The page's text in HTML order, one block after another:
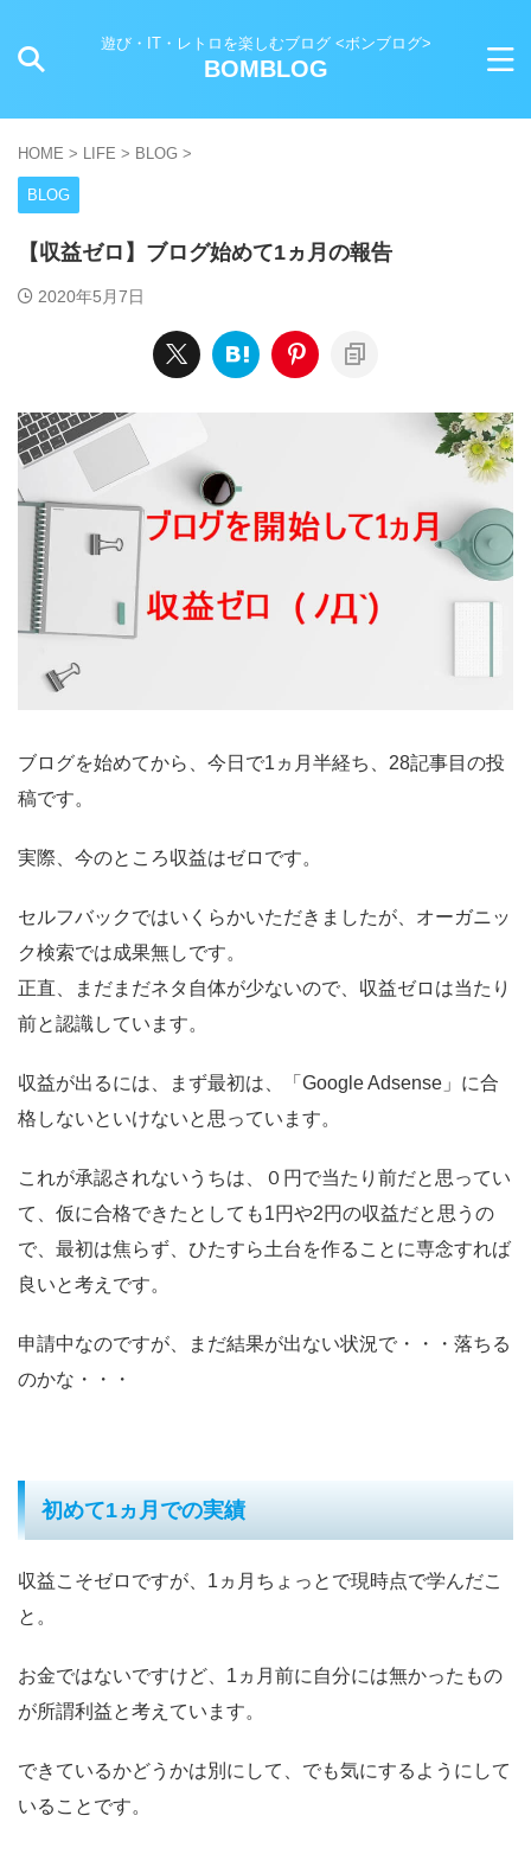
遊び・IT・レトロを楽しむブログ <ボンブログ>
BOMBLOG
HOME > LIFE > BLOG >
BLOG
【収益ゼロ】ブログ始めて1ヵ月の報告
2020年5月7日
ブログを始めてから、今日で1ヵ月半経ち、28記事目の投
稿です。
実際、今のところ収益はゼロです。
セルフバックではいくらかいただきましたが、オーガニッ
ク検索では成果無しです。
正直、まだまだネタ自体が少ないので、収益ゼロは当たり
前と認識しています。
収益が出るには、まず最初は、「Google Adsense」に合
格しないといけないと思っています。
これが承認されないうちは、０円で当たり前だと思ってい
て、仮に合格できたとしても1円や2円の収益だと思うの
で、最初は焦らず、ひたすら土台を作ることに専念すれば
良いと考えです。
申請中なのですが、まだ結果が出ない状況で・・・落ちる
のかな・・・
初めて1ヵ月での実績
収益こそゼロですが、1ヵ月ちょっとで現時点で学んだこ
と。
お金ではないですけど、1ヵ月前に自分には無かったもの
が所謂利益と考えています。
できているかどうかは別にして、でも気にするようにして
いることです。